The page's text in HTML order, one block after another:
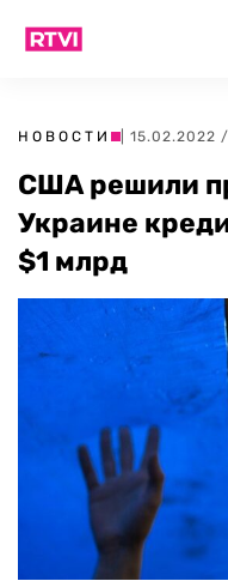
НОВОСТИ | 15.02.2022
США решили
Украине
$1 млрд